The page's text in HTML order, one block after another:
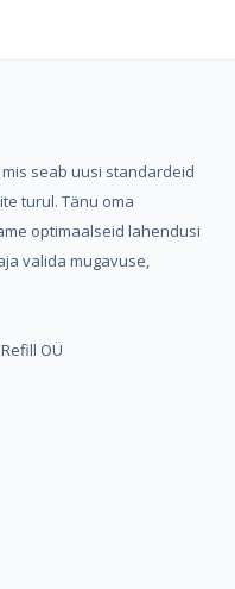
seab uusi standardeid
turul. Tänu oma
optimaalseid lahendusi
valida mugavuse,
OÜ